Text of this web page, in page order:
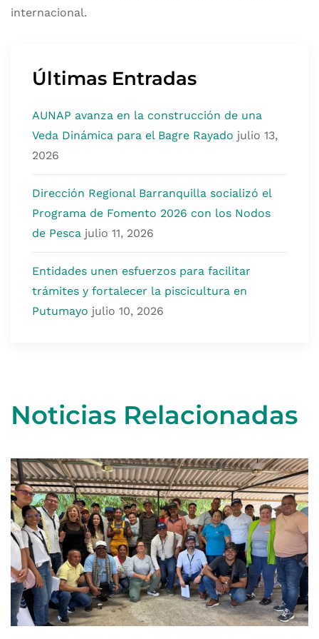
internacional.
Últimas Entradas
AUNAP avanza en la construcción de una
Veda Dinámica para el Bagre Rayado julio 13,
2026
Dirección Regional Barranquilla socializó el
Programa de Fomento 2026 con los Nodos
de Pesca julio 11, 2026
Entidades unen esfuerzos para facilitar
trámites y fortalecer la piscicultura en
Putumayo julio 10, 2026
Noticias Relacionadas